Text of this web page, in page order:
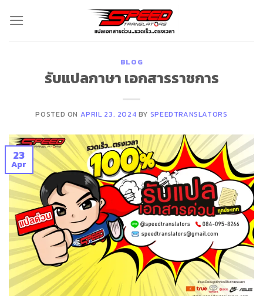
BLOG
รับแปลภาษา เอกสารราชการ
POSTED ON APRIL 23, 2024 BY SPEEDTRANSLATORS
23
Apr